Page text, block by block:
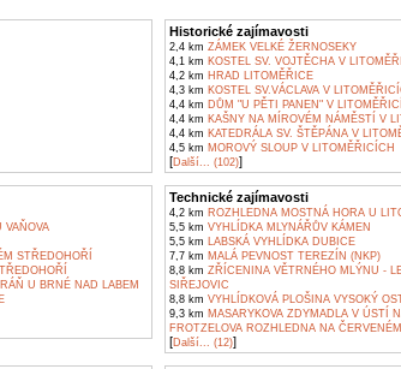
Historické zajímavosti
2,4 km ZÁMEK VELKÉ ŽERNOSEKY
4,1 km KOSTEL SV. VOJTĚCHA V
4,2 km HRAD LITOMĚŘICE
4,3 km KOSTEL SV.VÁCLAVA V
4,4 km DŮM "U PĚTI PANEN" V
4,4 km KAŠNY NA MÍROVÉM NÁMĚSTÍ V
4,4 km KATEDRÁLA SV. ŠTĚPÁNA V
4,5 km MOROVÝ SLOUP V LITOMĚŘICÍCH
[Další... (102)]
VAŇOVA
STŘEDOHOŘÍ
U BRNÉ NAD LABEM
Technické zajímavosti
4,2 km ROZHLEDNA MOSTNÁ HORA U
5,5 km VYHLÍDKA MLYNÁŘŮV KÁMEN
5,5 km LABSKÁ VYHLÍDKA DUBICE
7,7 km MALÁ PEVNOST TEREZÍN (NKP)
8,8 km ZŘÍCENINA VĚTRNÉHO MLÝNU -
SIŘEJOVIC
8,8 km VYHLÍDKOVÁ PLOŠINA VYSOKÝ
9,3 km MASARYKOVA ZDYMADLA V ÚSTÍ
FROTZELOVA ROZHLEDNA NA
[Další... (12)]